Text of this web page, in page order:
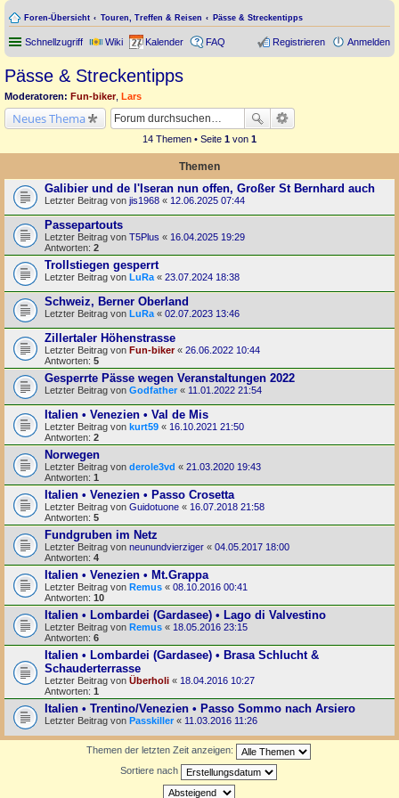
Foren-Übersicht Touren, Treffen & Reisen Pässe & Streckentipps
Schnellzugriff Wiki Kalender FAQ Anmelden
Registrieren
Pässe & Streckentipps
Moderatoren: Fun-biker, Lars
Neues Thema
14 Themen • Seite 1 von 1
Themen
Galibier und de l'Iseran nun offen, Großer St Bernhard auch
Letzter Beitrag von jis1968 « 12.06.2025 07:44
Passepartouts
Letzter Beitrag von T5Plus « 16.04.2025 19:29
Antworten: 2
Trollstiegen gesperrt
Letzter Beitrag von LuRa « 23.07.2024 18:38
Schweiz, Berner Oberland
Letzter Beitrag von LuRa « 02.07.2023 13:46
Zillertaler Höhenstrasse
Letzter Beitrag von Fun-biker« 26.06.2022 10:44
Antworten: 5
Gesperrte Pässe wegen Veranstaltungen 2022
Letzter Beitrag von Godfather « 11.01.2022 21:54
Italien • Venezien • Val de Mis
Letzter Beitrag von kurt59 « 16.10.2021 21:50
Antworten: 2
Norwegen
Letzter Beitrag von derole3vd « 21.03.2020 19:43
Antworten: 1
Italien • Venezien • Passo Crosetta
Letzter Beitrag von Guidotuone « 16.07.2018 21:58
Antworten: 5
Fundgruben im Netz
Letzter Beitrag von neunundvierziger « 04.05.2017 18:00
Antworten: 4
Italien • Venezien • Mt.Grappa
Letzter Beitrag von Remus « 08.10.2016 00:41
Antworten: 10
Italien • Lombardei (Gardasee) • Lago di Valvestino
Letzter Beitrag von Remus « 18.05.2016 23:15
Antworten: 6
Italien • Lombardei (Gardasee) • Brasa Schlucht &
Schauderterrasse
Letzter Beitrag von Überholi « 18.04.2016 10:27
Antworten: 1
Italien • Trentino/Venezien • Passo Sommo nach Arsiero
Letzter Beitrag von Passkiller « 11.03.2016 11:26
Themen der letzten Zeit anzeigen:
Sortiere nach